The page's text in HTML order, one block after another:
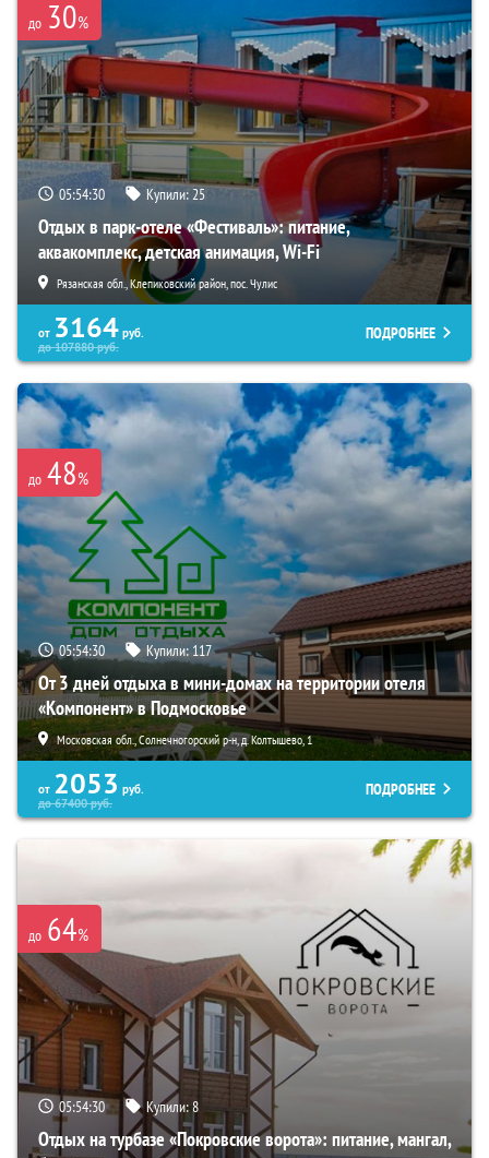
до 30%
05:54:29 Купили:25
Отдых в парк-отеле «Фестиваль»: питание,
аквакомплекс, детская анимация, Wi-Fi
Рязанская обл., Клепиковский район, пос. Чулис
от 3164 руб.
до107880руб.
ПОДРОБНЕЕ
до 48%
05:54:29 Купили: 117
От 3 дней отдыха в мини-домах на территории отеля
«Компонент» в Подмосковье
Московская обл., Солнечногорский р-н, д. Колтышево, 1
от 2053 руб.
до67400руб.
ПОДРОБНЕЕ
до 64%
05:54:29 Купили:8
Отдых на турбазе «Покровские ворота»: питание, мангал,